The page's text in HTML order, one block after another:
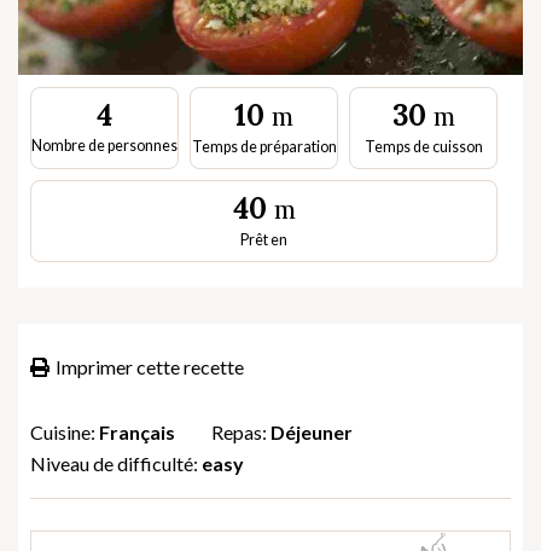
4
Nombre de personnes
10m
Temps de préparation
30 m
Temps de cuisson
40 m
Prêt en
Imprimer cette recette
Cuisine: Français Repas: Déjeuner
Niveau de difficulté: easy